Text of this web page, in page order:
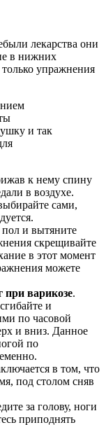
лекарства они
в нижних
упражнения
и так
к нему спину
в воздухе.
сами,
пол и вытяните
скрещивайте
в этот момент
можете
при варикозе.
и
по часовой
и вниз. Данное
по
в том, что
под столом сняв
за голову, ноги
приподнять